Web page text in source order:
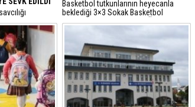
ve 'irtikap'
gözaltına
Başkanı İlkay
16
Basketbol tutkunlarının heyecanla
beklediği 3×3 Sokak Basketbol
Turnuvası, bu yıl 7’nci kez Ümraniye